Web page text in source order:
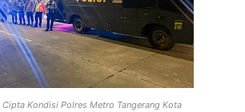
Cipta Kondisi Polres Metro Tangerang Kota